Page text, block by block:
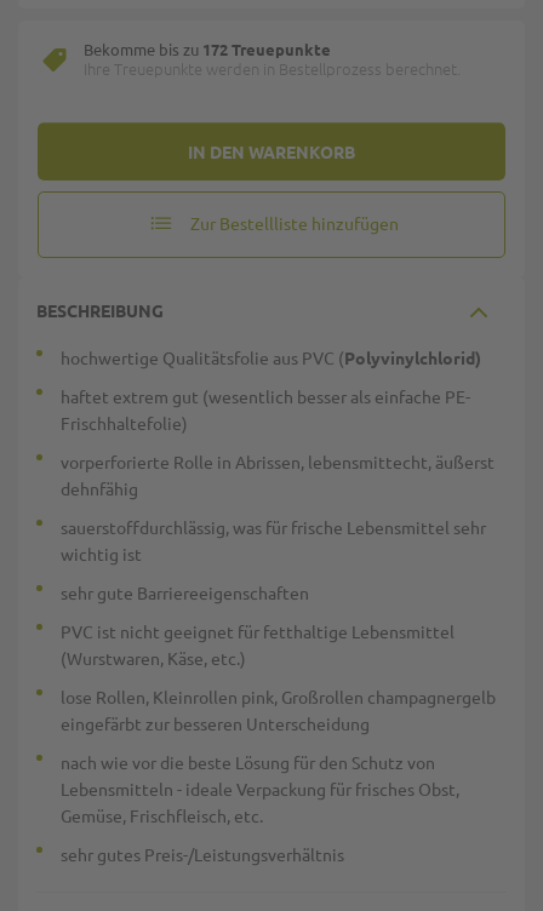
IN DEN WARENKORB
Bekomme bis zu 172 Treuepunkte
Ihre Treuepunkte werden in Bestellprozess berechnet.
Zur Bestellliste hinzufügen
BESCHREIBUNG
hochwertige Qualitätsfolie aus PVC (Polyvinylchlorid)
haftet extrem gut (wesentlich besser als einfache PE-
Frischhaltefolie)
vorperforierte Rolle in Abrissen, lebensmittecht, äußerst
dehnfähig
sauerstoffdurchlässig, was für frische Lebensmittel sehr
wichtig ist
sehr gute Barriereeigenschaften
PVC ist nicht geeignet für fetthaltige Lebensmittel
(Wurstwaren, Käse, etc.)
lose Rollen, Kleinrollen pink, Großrollen champagnergelb
eingefärbt zur besseren Unterscheidung
nach wie vor die beste Lösung für den Schutz von
Lebensmitteln - ideale Verpackung für frisches Obst,
Gemüse, Frischfleisch, etc.
sehr gutes Preis-/Leistungsverhältnis